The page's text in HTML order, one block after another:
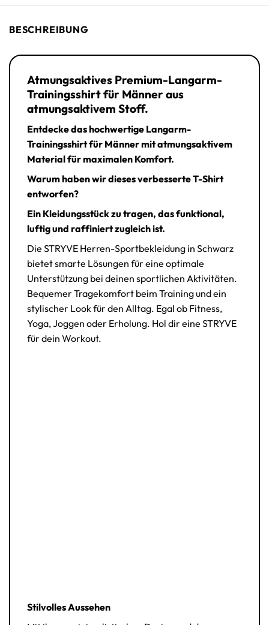
BESCHREIBUNG
Atmungsaktives Premium-Langarm-
Trainingsshirt für Männer aus
atmungsaktivem Stoff.
Entdecke das hochwertige Langarm-
Trainingsshirt für Männer mit atmungsaktivem
Material für maximalen Komfort.
Warum haben wir dieses verbesserte T-Shirt
entworfen?
Ein Kleidungsstück zu tragen, das funktional,
luftig und raffiniert zugleich ist.
Die STRYVE Herren-Sportbekleidung in Schwarz
bietet smarte Lösungen für eine optimale
Unterstützung bei deinen sportlichen Aktivitäten.
Bequemer Tragekomfort beim Training und ein
stylischer Look für den Alltag. Egal ob Fitness,
Yoga, Joggen oder Erholung. Hol dir eine STRYVE
für dein Workout.
Stilvolles Aussehen